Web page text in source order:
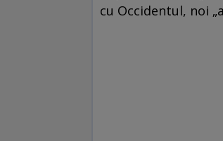
cu Occidentul, noi